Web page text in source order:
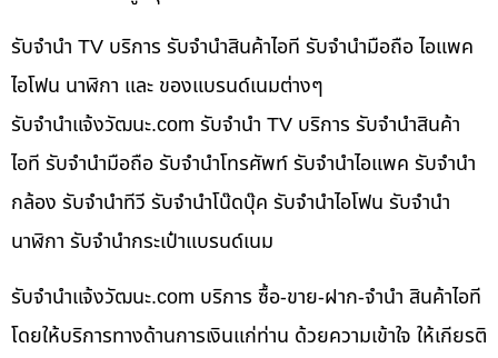
รับจำนำ TV บริการ รับจำนำสินค้าไอที รับจำนำมือถือ ไอแพค
ไอโฟน นาฬิกา และ ของแบรนด์เนมต่างๆ
รับจํานําแจ้งวัฒนะ.com รับจำนำ TV บริการ รับจำนำสินค้า
ไอที รับจำนำมือถือ รับจำนำโทรศัพท์ รับจำนำไอแพค รับจำนำ
กล้อง รับจำนำทีวี รับจำนำโน๊ดบุ๊ค รับจำนำไอโฟน รับจำนำ
นาฬิกา รับจำนำกระเป๋าแบรนด์เนม
รับจํานําแจ้งวัฒนะ.com บริการ ซื้อ-ขาย-ฝาก-จำนำ สินค้าไอที
โดยให้บริการทางด้านการเงินแก่ท่าน ด้วยความเข้าใจ ให้เกียรติ